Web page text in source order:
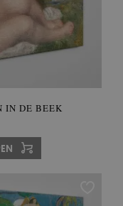
IN DE BEEK